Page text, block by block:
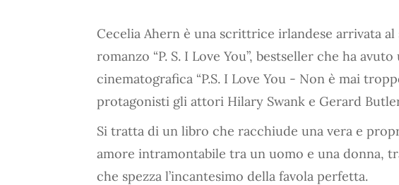
Cecelia Ahern è una scrittrice irlandese arrivata
romanzo “P. S. I Love You”, bestseller che ha
cinematografica “P.S. I Love You - Non è mai
protagonisti gli attori Hilary Swank e Gerard
Si tratta di un libro che racchiude una vera e
amore intramontabile tra un uomo e una donna,
che spezza l’incantesimo della favola perfetta.